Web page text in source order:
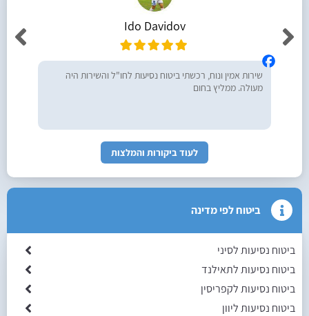
Ido Davidov
שירות אמין ונוח, רכשתי ביטוח נסיעות לחו"ל והשירות היה
מעולה. ממליץ בחום
לעוד ביקורות והמלצות
ביטוח לפי מדינה
ביטוח נסיעות לסיני
ביטוח נסיעות לתאילנד
ביטוח נסיעות לקפריסין
ביטוח נסיעות ליוון